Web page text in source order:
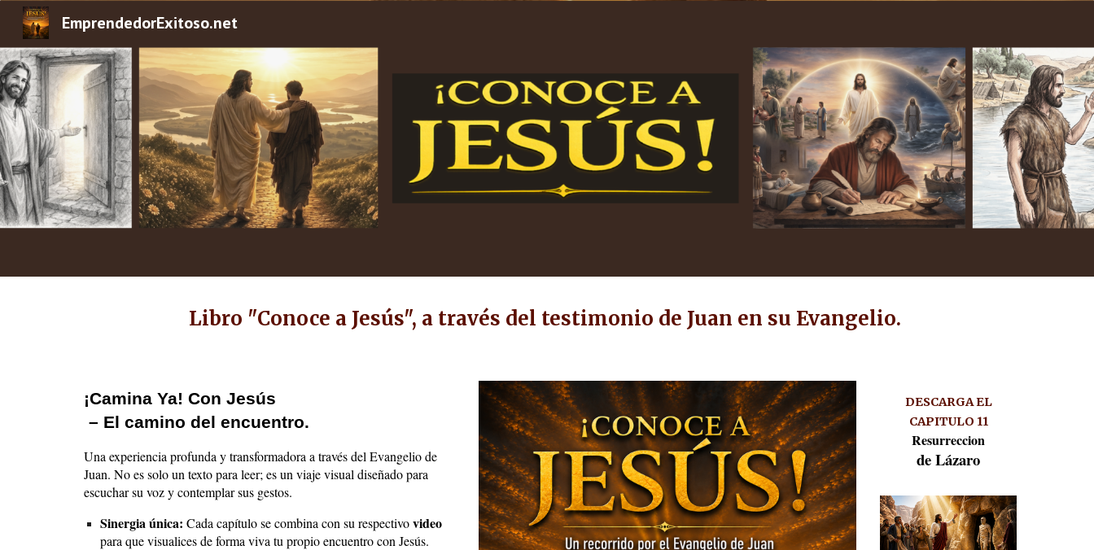
EmprendedorExitoso.net
Libro "Conoce a Jesús", a través del testimonio de Juan en su Evangelio.
¡Camina Ya! Con Jesús
– El camino del encuentro.
Una experiencia profunda y transformadora a través del Evangelio de
Juan. No es solo un texto para leer; es un viaje visual diseñado para
escuchar su voz y contemplar sus gestos.
Sinergia única: Cada capítulo se combina con su respectivovideo
para que visualices de forma viva tu propio encuentro con Jesús.
DESCARGA EL
CAPITULO 11
Resurreccion
de Lázaro